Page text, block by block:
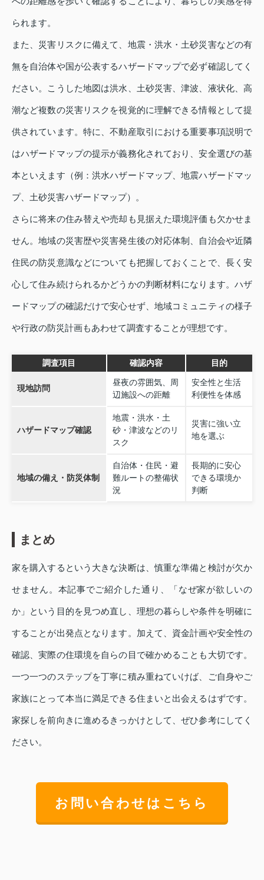
られます。
また、災害リスクに備えて、地震・洪水・土砂災害などの有
無を自治体や国が公表するハザードマップで必ず確認してく
ださい。こうした地図は洪水、土砂災害、津波、液状化、高
潮など複数の災害リスクを視覚的に理解できる情報として提
供されています。特に、不動産取引における重要事項説明で
はハザードマップの提示が義務化されており、安全選びの基
本といえます（例：洪水ハザードマップ、地震ハザードマッ
プ、土砂災害ハザードマップ）。
さらに将来の住み替えや売却も見据えた環境評価も欠かせま
せん。地域の災害歴や災害発生後の対応体制、自治会や近隣
住民の防災意識などについても把握しておくことで、長く安
心して住み続けられるかどうかの判断材料になります。ハザ
ードマップの確認だけで安心せず、地域コミュニティの様子
や行政の防災計画もあわせて調査することが理想です。
調査項目 確認内容 目的
現地訪問
昼夜の雰囲気、周
辺施設への距離
安全性と生活
利便性を体感
ハザードマップ確認
地震・洪水・土
砂・津波などのリ
スク
災害に強い立
地を選ぶ
地域の備え・防災体制
自治体・住民・避
難ルートの整備状
況
長期的に安心
できる環境か
判断
まとめ
家を購入するという大きな決断は、慎重な準備と検討が欠か
せません。本記事でご紹介した通り、「なぜ家が欲しいの
か」という目的を見つめ直し、理想の暮らしや条件を明確に
することが出発点となります。加えて、資金計画や安全性の
確認、実際の住環境を自らの目で確かめることも大切です。
一つ一つのステップを丁寧に積み重ねていけば、ご自身やご
家族にとって本当に満足できる住まいと出会えるはずです。
家探しを前向きに進めるきっかけとして、ぜひ参考にしてく
ださい。
お問い合わせはこちら